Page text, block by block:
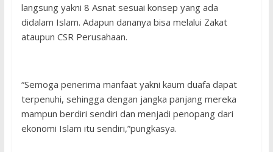
langsung yakni 8 Asnat sesuai konsep yang ada
didalam Islam. Adapun dananya bisa melalui Zakat
ataupun CSR Perusahaan.
“Semoga penerima manfaat yakni kaum duafa dapat
terpenuhi, sehingga dengan jangka panjang mereka
mampun berdiri sendiri dan menjadi penopang dari
ekonomi Islam itu sendiri,”pungkasya.